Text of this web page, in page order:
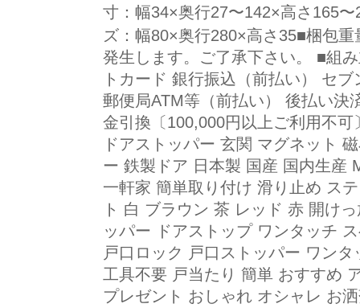
寸：幅34×奥行27〜142×高さ165
ズ：幅80×奥行280×高さ35■梱包
発生します。ご了承下さい。 ■組
トカード 銀行振込（前払い） セ
郵便局ATM等（前払い） 後払い決
金引換〔100,000円以上ご利用不
ドアストッパー 玄関 マグネット
ー 鉄製ドア 日本製 国産 国内生産
一軒家 簡単取り付け 滑り止め ス
ト 白 ブラウン 茶 レッド 赤 開け
ッパー ドアストップ ワンタッチ
戸口ロック 戸口ストッパー ワン
工具不要 戸当たり 簡単 おすすめ
プレゼント おしゃれ オシャレ お